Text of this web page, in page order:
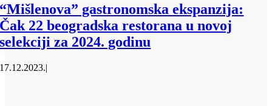
“Mišlenova” gastronomska ekspanzija:
Čak 22 beogradska restorana u novoj
selekciji za 2024. godinu
17.12.2023.|